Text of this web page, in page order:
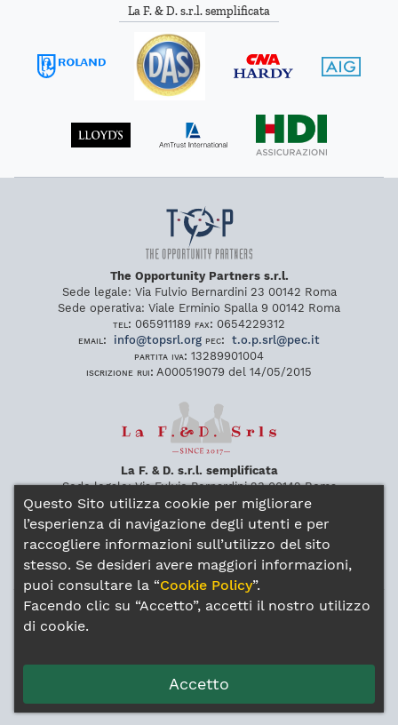
La F. & D. s.r.l. semplificata
The Opportunity Partners s.r.l.
Sede legale: Via Fulvio Bernardini 23 00142 Roma
Sede operativa: Viale Erminio Spalla 9 00142 Roma
tel: 065911189 fax: 0654229312
email:
info@topsrl.org pec: t.o.p.srl@pec.it
partita iva: 13289901004
iscrizione rui: A000519079 del 14/05/2015
La F. & D. s.r.l. semplificata
Sede legale:Via Fulvio Bernardini 2300142 Roma
Sede operativa:Viale Erminio Spalla 9 00142 Roma
tel: 065911189 fax: 0654229312
pec:
pec
partita iva:14172281009
iscrizione rui: A000570367 del 29/03/2017
Gli intermediari sono soggetti al controllo dell’IVASS
Whistleblowing
Questo Sito utilizza cookie per migliorare
l’esperienza di navigazione degli utenti e per
raccogliere informazioni sull’utilizzo del sito
stesso. Se desideri avere maggiori informazioni,
puoi consultare la “Cookie Policy”.
Facendo clic su “Accetto”, accetti il nostro utilizzo
di cookie.
Accetto